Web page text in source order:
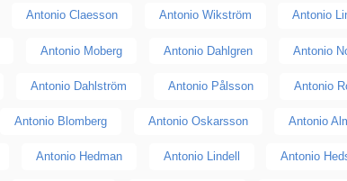
Antonio Claesson Antonio Wikström Antonio
Antonio Moberg Antonio Dahlgren Antonio
Antonio Dahlström Antonio Pålsson Antonio
Antonio Blomberg Antonio Oskarsson Antonio
Antonio Hedman Antonio Lindell Antonio